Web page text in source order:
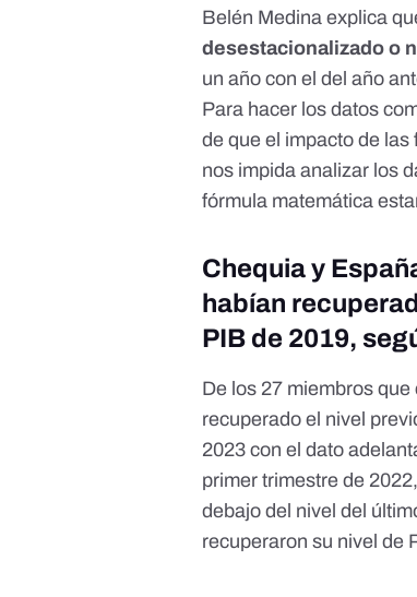
Belén Medina explica
desestacionalizado o
un año con el del año
Para hacer los datos
de que el impacto de
nos impida analizar los
fórmula matemática
Chequia y
habían
PIB de 2019,
De los 27 miembros
recuperado el nivel
2023 con el dato
primer trimestre de
debajo del nivel del
recuperaron su nivel de